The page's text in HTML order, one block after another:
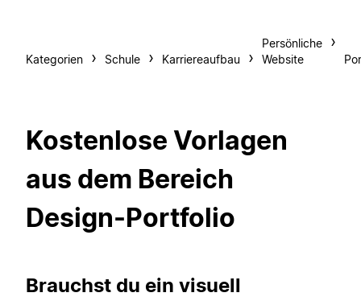
Kategorien Schule Karriereaufbau
Persönliche
Website
Kostenlose Vorlagen
aus dem Bereich
Design-Portfolio
Brauchst du ein visuell